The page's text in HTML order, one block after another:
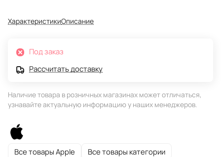
ХарактеристикиОписание
Под заказ
Рассчитать доставку
Наличие товара в розничных магазинах может отличаться,
узнавайте актуальную информацию у наших менеджеров.
Все товары Apple Все товары категории